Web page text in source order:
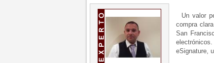
Un valor
compra
San
eSignature,